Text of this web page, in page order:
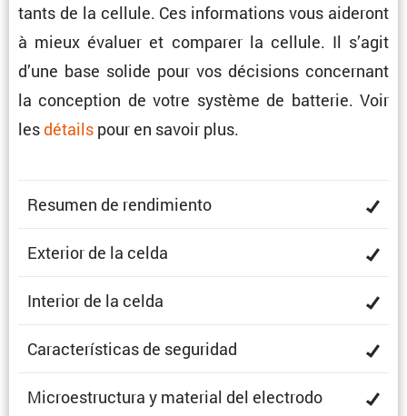
tants de la cellule. Ces infor­ma­tions vous aideront
à mieux évaluer et comparer la cellule. Il s’agit
d’une base solide pour vos décisions concer­nant
la concep­tion de votre système de batterie. Voir
lesdétails pour en savoir plus.
Resumen de rendimiento
Exterior de la celda
Interior de la celda
Carac­te­rís­ticas de seguridad
Micro­es­truc­tura y material del electrodo